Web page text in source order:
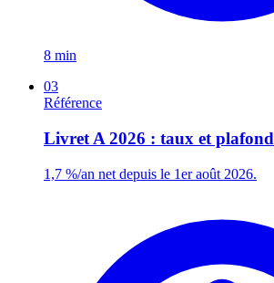
8 min
03
Référence
Livret A 2026 : taux et plafond
1,7 %/an net depuis le 1er août 2026.